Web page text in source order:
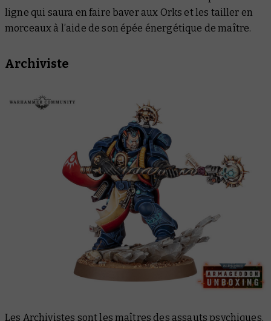
ligne qui saura en faire baver aux Orks et les tailler en
morceaux à l’aide de son épée énergétique de maître.
Archiviste
Les Archivistes sont les maîtres des assauts psychiques,